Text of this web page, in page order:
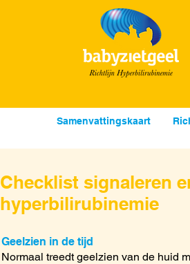
Samenvattingskaart
Checklist signaleren
hyperbilirubinemie
Geelzien in de tijd
Normaal treedt geelzien van de huid